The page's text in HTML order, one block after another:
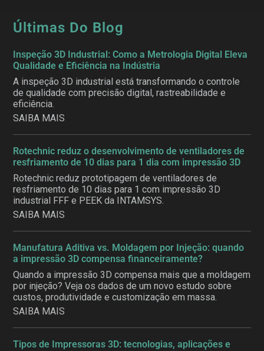
Últimas Do Blog
Inspeção 3D Industrial: Como a Metrologia Digital Eleva
Qualidade e Eficiência na Indústria
A inspeção 3D industrial está transformando o controle
de qualidade com precisão digital, rastreabilidade e
eficiência.
SAIBA MAIS
Rotechnic reduz o desenvolvimento de ventiladores de
resfriamento de 10 dias para 1 dia com impressão 3D
Rotechnic reduz prototipagem de ventiladores de
resfriamento de 10 dias para 1 com impressão 3D
industrial FFF e PEEK da INTAMSYS.
SAIBA MAIS
Manufatura Aditiva vs. Moldagem por Injeção: quando
a impressão 3D compensa financeiramente?
Quando a impressão 3D compensa mais que a moldagem
por injeção? Veja os dados de um novo estudo sobre
custos, produtividade e customização em massa.
SAIBA MAIS
Tipos de Impressoras 3D: tecnologias, aplicações e